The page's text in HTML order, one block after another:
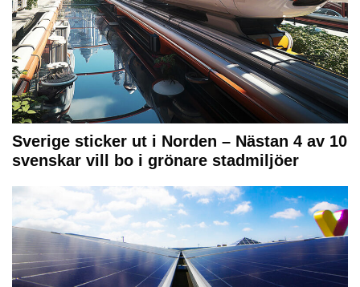
Sverige sticker ut i Norden – Nästan 4 av 10
svenskar vill bo i grönare stadmiljöer